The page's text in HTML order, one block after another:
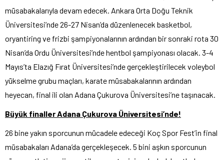
müsabakalarıyla devam edecek. Ankara Orta Doğu Teknik
Üniversitesi’nde 26-27 Nisan’da düzenlenecek basketbol,
oryantiring ve frizbi şampiyonalarının ardından bir sonraki rota 30
Nisan’da Ordu Üniversitesi’nde hentbol şampiyonası olacak. 3-4
Mayıs’ta Elazığ Fırat Üniversitesi’nde gerçekleştirilecek voleybol
yükselme grubu maçları, karate müsabakalarının ardından
heyecan, final ili olan Adana Çukurova Üniversitesi’ne taşınacak.
Büyük finaller Adana Çukurova Üniversitesi’nde!
26 bine yakın sporcunun mücadele edeceği Koç Spor Fest’in final
müsabakaları Adana’da gerçekleşecek. 5 bini aşkın sporcunun